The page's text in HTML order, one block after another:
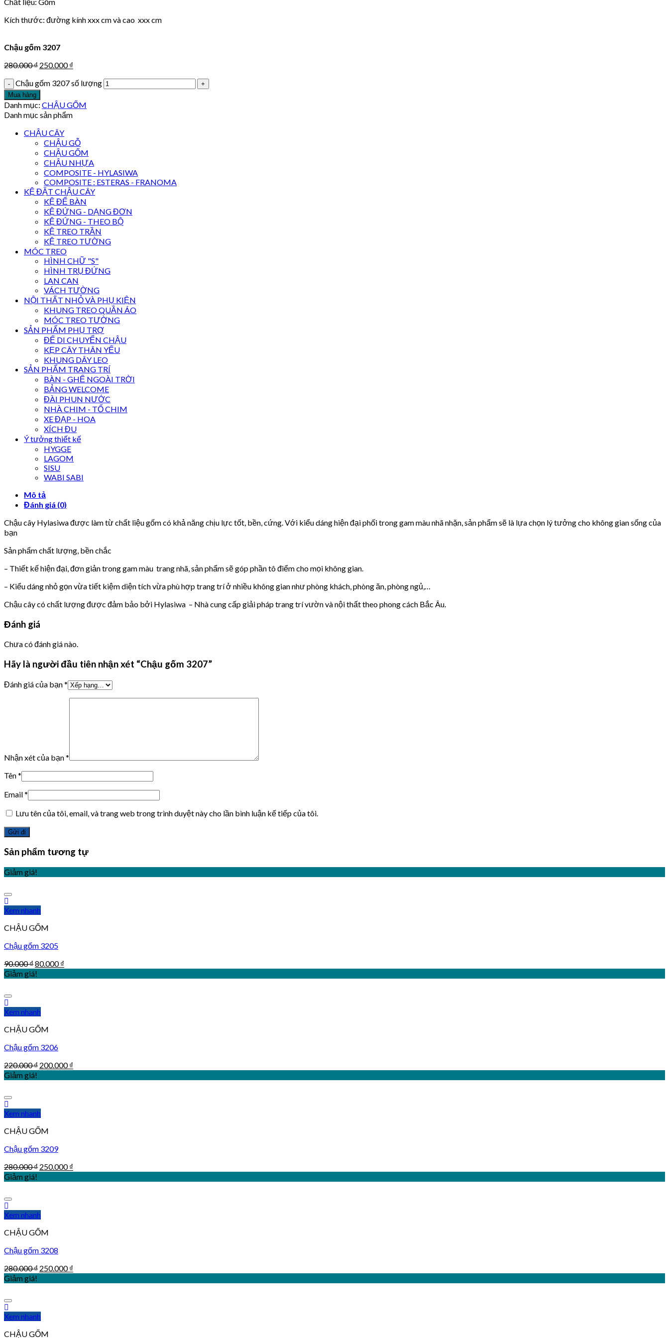
Kích thước: đường kính xxx cm và cao xxx cm
Chậu gốm 3207
280.000₫ 250.000₫
Chậu gốm 3207 số lượng
Mua hàng
Danh mục: CHẬU GỐM
Danh mục sản phẩm
CHẬU CÂY
CHẬU GỖ
CHẬU GỐM
CHẬU NHỰA
COMPOSITE - HYLASIWA
COMPOSITE : ESTERAS - FRANOMA
KỆ ĐẶT CHẬU CÂY
KỆ ĐỂ BÀN
KỆ ĐỨNG - DẠNG ĐƠN
KỆ ĐỨNG - THEO BỘ
KỆ TREO TRẦN
KỆ TREO TƯỜNG
MÓC TREO
HÌNH CHỮ "S"
HÌNH TRỤ ĐỨNG
LAN CAN
VÁCH TƯỜNG
NỘI THẤT NHỎ VÀ PHỤ KIỆN
KHUNG TREO QUẦN ÁO
MÓC TREO TƯỜNG
SẢN PHẨM PHỤ TRỢ
ĐẾ DI CHUYỂN CHẬU
KẸP CÂY THÂN YẾU
KHUNG DÂY LEO
SẢN PHẨM TRANG TRÍ
BÀN - GHẾ NGOÀI TRỜI
BẢNG WELCOME
ĐÀI PHUN NƯỚC
NHÀ CHIM - TỔ CHIM
XE ĐẠP - HOA
XÍCH ĐU
Ý tưởng thiết kế
HYGGE
LAGOM
SISU
WABI SABI
Mô tả
Đánh giá (0)
Chậu cây Hylasiwa được làm từ chất liệu gốm có khả năng chịu lực tốt, bền, cứng. Với kiểu dáng hiện đại phối trong gam màu nhã nhặn, sản phẩm sẽ là lựa chọn lý tưởng cho không gian sống của
bạn
Sản phẩm chất lượng, bền chắc
– Thiết kế hiện đại, đơn giản trong gam màu trang nhã, sản phẩm sẽ góp phần tô điểm cho mọi không gian.
– Kiểu dáng nhỏ gọn vừa tiết kiệm diện tích vừa phù hợp trang trí ở nhiều không gian như phòng khách, phòng ăn, phòng ngủ,…
Chậu cây có chất lượng được đảm bảo bởi Hylasiwa – Nhà cung cấp giải pháp trang trí vườn và nội thất theo phong cách Bắc Âu.
Đánh giá
Chưa có đánh giá nào.
Hãy là người đầu tiên nhận xét “Chậu gốm 3207”
Đánh giá của bạn*
Nhận xét của bạn*
Tên*
Email*
Lưu tên của tôi, email, và trang web trong trình duyệt này cho lần bình luận kế tiếp của tôi.
Sản phẩm tương tự
Giảm giá!
Xem nhanh
CHẬU GỐM
Chậu gốm 3205
90.000₫80.000₫
Giảm giá!
Xem nhanh
CHẬU GỐM
Chậu gốm 3206
220.000₫ 200.000₫
Giảm giá!
Xem nhanh
CHẬU GỐM
Chậu gốm 3209
280.000₫ 250.000₫
Giảm giá!
Xem nhanh
CHẬU GỐM
Chậu gốm 3208
280.000₫ 250.000₫
Giảm giá!
Xem nhanh
CHẬU GỐM